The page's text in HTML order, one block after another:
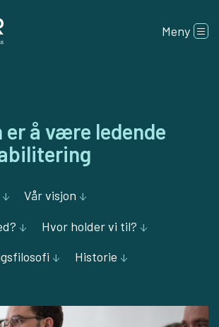
Meny
er å være ledende
Vår visjon
Hvor holder vi til?
Historie